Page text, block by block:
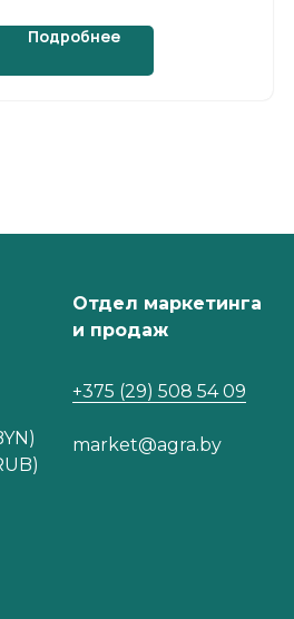
Подробнее
Отдел маркетинга
и продаж
+375 (29) 508 54 09
market@agra.by